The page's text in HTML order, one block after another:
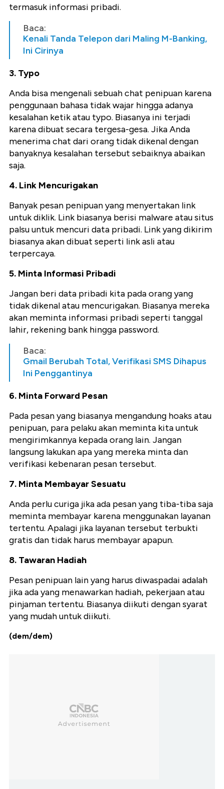
termasuk informasi pribadi.
Baca:
Kenali Tanda Telepon dari Maling M-Banking,
Ini Cirinya
3. Typo
Anda bisa mengenali sebuah chat penipuan karena
penggunaan bahasa tidak wajar hingga adanya
kesalahan ketik atau typo. Biasanya ini terjadi
karena dibuat secara tergesa-gesa. Jika Anda
menerima chat dari orang tidak dikenal dengan
banyaknya kesalahan tersebut sebaiknya abaikan
saja.
4. Link Mencurigakan
Banyak pesan penipuan yang menyertakan link
untuk diklik. Link biasanya berisi malware atau situs
palsu untuk mencuri data pribadi. Link yang dikirim
biasanya akan dibuat seperti link asli atau
terpercaya.
5. Minta Informasi Pribadi
Jangan beri data pribadi kita pada orang yang
tidak dikenal atau mencurigakan. Biasanya mereka
akan meminta informasi pribadi seperti tanggal
lahir, rekening bank hingga password.
Baca:
Gmail Berubah Total, Verifikasi SMS Dihapus
Ini Penggantinya
6. Minta Forward Pesan
Pada pesan yang biasanya mengandung hoaks atau
penipuan, para pelaku akan meminta kita untuk
mengirimkannya kepada orang lain. Jangan
langsung lakukan apa yang mereka minta dan
verifikasi kebenaran pesan tersebut.
7. Minta Membayar Sesuatu
Anda perlu curiga jika ada pesan yang tiba-tiba saja
meminta membayar karena menggunakan layanan
tertentu. Apalagi jika layanan tersebut terbukti
gratis dan tidak harus membayar apapun.
8. Tawaran Hadiah
Pesan penipuan lain yang harus diwaspadai adalah
jika ada yang menawarkan hadiah, pekerjaan atau
pinjaman tertentu. Biasanya diikuti dengan syarat
yang mudah untuk diikuti.
(dem/dem)